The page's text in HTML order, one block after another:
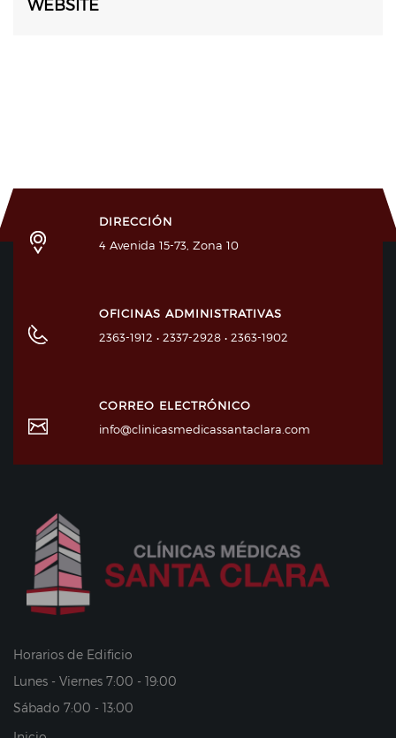
DIRECCIÓN
4 Avenida 15-73, Zona 10
OFICINAS ADMINISTRATIVAS
2363-1912 • 2337-2928 • 2363-1902
CORREO ELECTRÓNICO
info@clinicasmedicassantaclara.com
Horarios de Edificio
Lunes - Viernes 7:00 - 19:00
Sábado 7:00 - 13:00